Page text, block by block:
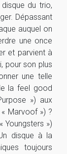
du trio,
Dépassant
auquel on
une once
et parvient à
pour son plus
une telle
la feel good
») aux
Marvoof ») ?
Youngsters »)
disque à la
toujours